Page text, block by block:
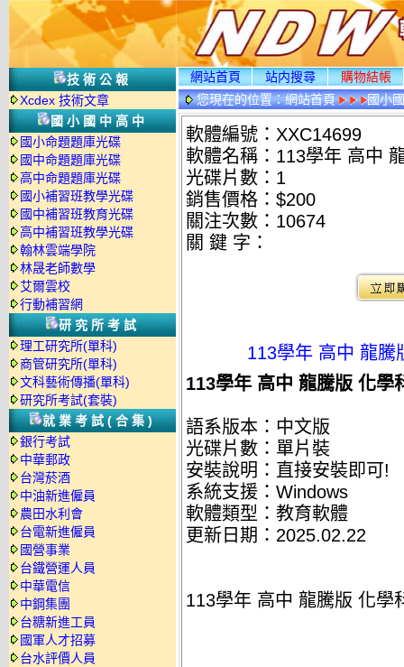
技術公報
Xcdex 技術文章
國小國中高中
國小命題題庫光碟
國中命題題庫光碟
高中命題題庫光碟
國小補習班教學光碟
國中補習班教育光碟
高中補習班教學光碟
翰林雲端學院
林晟老師數學
艾爾雲校
行動補習網
研究所考試
理工研究所(單科)
商管研究所(單科)
文科藝術傳播(單科)
研究所考試(套裝)
就業考試(合集)
銀行考試
中華郵政
台灣菸酒
中油新進僱員
農田水利會
台電新進僱員
國營事業
台鐵營運人員
中華電信
中鋼集團
台糖新進工員
國軍人才招募
台水評價人員
網站首頁 站内搜尋
購物結帳
您現在的位置：網站首頁 國小
軟體編號：XXC14699
軟體名稱：113學年 高中
光碟片數：1
銷售價格：$200
關注次數： 10674
關 鍵 字：
113學年 高中 龍騰
113學年 高中 龍騰版 化學
語系版本：中文版
光碟片數：單片裝
安裝說明：直接安裝即可!
系統支援：Windows
軟體類型：教育軟體
更新日期：2025.02.22
113學年 高中 龍騰版 化學